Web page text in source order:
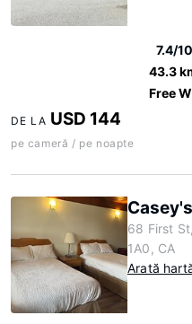
7.4/10
43.3
Free
DE LA USD 144
pe cameră / pe noapte
68 First
1A0, CA
Arată